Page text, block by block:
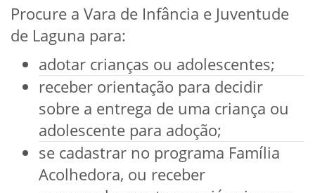
Procure a Vara de Infância e Juventude
de Laguna para:
adotar crianças ou adolescentes;
receber orientação para decidir
sobre a entrega de uma criança ou
adolescente para adoção;
se cadastrar no programa Família
Acolhedora, ou receber